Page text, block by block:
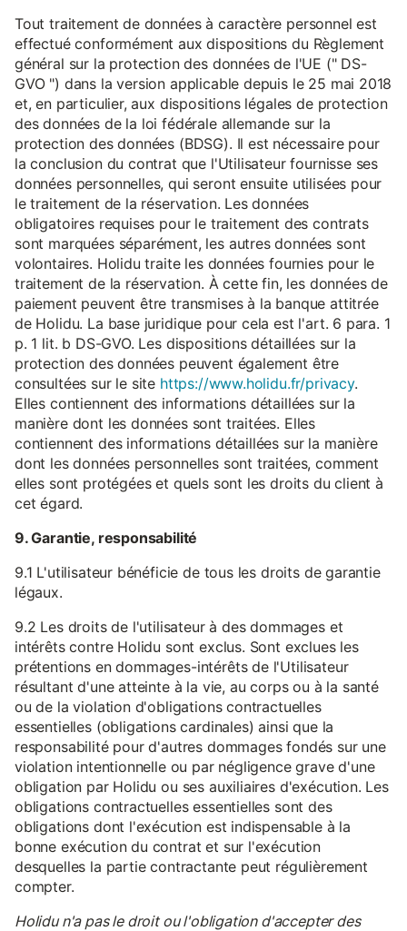
Tout traitement de données à caractère personnel est
effectué conformément aux dispositions du Règlement
général sur la protection des données de l'UE (" DS-
GVO ") dans la version applicable depuis le 25 mai 2018
et, en particulier, aux dispositions légales de protection
des données de la loi fédérale allemande sur la
protection des données (BDSG). Il est nécessaire pour
la conclusion du contrat que l'Utilisateur fournisse ses
données personnelles, qui seront ensuite utilisées pour
le traitement de la réservation. Les données
obligatoires requises pour le traitement des contrats
sont marquées séparément, les autres données sont
volontaires. Holidu traite les données fournies pour le
traitement de la réservation. À cette fin, les données de
paiement peuvent être transmises à la banque attitrée
de Holidu. La base juridique pour cela est l'art. 6 para. 1
p. 1 lit. b DS-GVO. Les dispositions détaillées sur la
protection des données peuvent également être
consultées sur le site https://www.holidu.fr/privacy.
Elles contiennent des informations détaillées sur la
manière dont les données sont traitées. Elles
contiennent des informations détaillées sur la manière
dont les données personnelles sont traitées, comment
elles sont protégées et quels sont les droits du client à
cet égard.
9. Garantie, responsabilité
9.1 L'utilisateur bénéficie de tous les droits de garantie
légaux.
9.2 Les droits de l'utilisateur à des dommages et
intérêts contre Holidu sont exclus. Sont exclues les
prétentions en dommages-intérêts de l'Utilisateur
résultant d'une atteinte à la vie, au corps ou à la santé
ou de la violation d'obligations contractuelles
essentielles (obligations cardinales) ainsi que la
responsabilité pour d'autres dommages fondés sur une
violation intentionnelle ou par négligence grave d'une
obligation par Holidu ou ses auxiliaires d'exécution. Les
obligations contractuelles essentielles sont des
obligations dont l'exécution est indispensable à la
bonne exécution du contrat et sur l'exécution
desquelles la partie contractante peut régulièrement
compter.
Holidu n'a pas le droit ou l'obligation d'accepter des